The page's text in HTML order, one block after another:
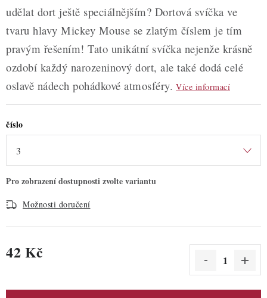
udělat dort ještě speciálnějším? Dortová svíčka ve
tvaru hlavy Mickey Mouse se zlatým číslem je tím
pravým řešením! Tato unikátní svíčka nejenže krásně
ozdobí každý narozeninový dort, ale také dodá celé
oslavě nádech pohádkové atmosféry. Více informací
číslo
Možnosti doručení
42 Kč